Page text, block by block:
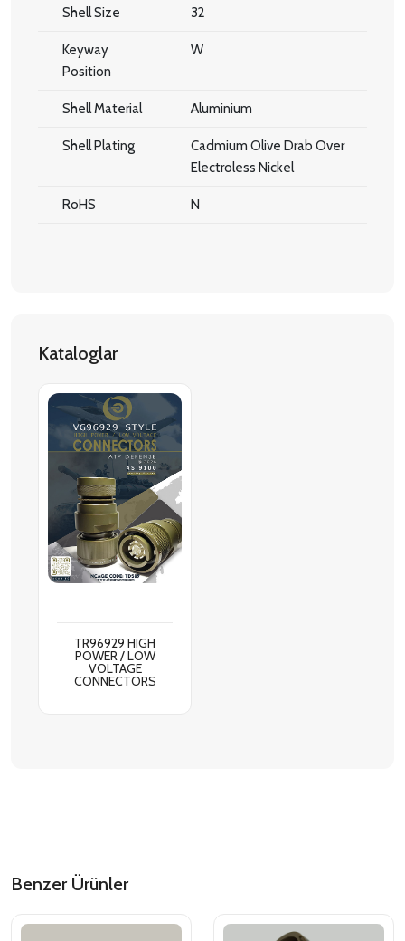
Shell Size 32
Keyway
Position
W
Shell Material Aluminium
Shell Plating
Cadmium Olive Drab Over
Electroless Nickel
RoHS N
Kataloglar
TR96929 HIGH
POWER / LOW
VOLTAGE
CONNECTORS
Benzer Ürünler